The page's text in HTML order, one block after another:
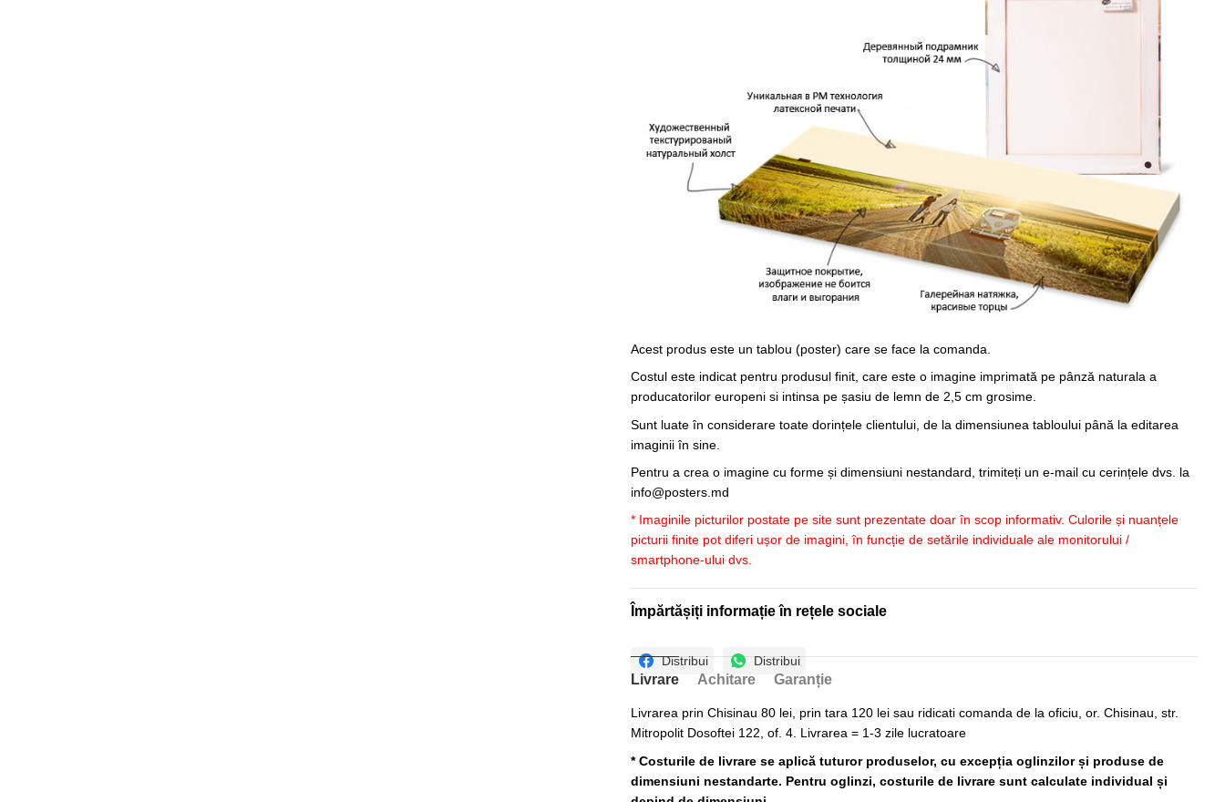
Acest produs este un tablou (poster) care se face la comanda.
Costul este indicat pentru produsul finit, care este o imagine imprimată pe pânză naturala a
producatorilor europeni si intinsa pe șasiu de lemn de 2,5 cm grosime.
Sunt luate în considerare toate dorințele clientului, de la dimensiunea tabloului până la editarea
imaginii în sine.
Pentru a crea o imagine cu forme și dimensiuni nestandard, trimiteți un e-mail cu cerințele dvs. la
info@posters.md
* Imaginile picturilor postate pe site sunt prezentate doar în scop informativ. Culorile și nuanțele
picturii finite pot diferi ușor de imagini, în funcție de setările individuale ale monitorului /
smartphone-ului dvs.
Împărtășiți informație în rețele sociale
Distribui Distribui
Livrare Achitare Garanție
Livrarea prin Chisinau 80 lei, prin tara 120 lei sau ridicati comanda de la oficiu, or. Chisinau, str.
Mitropolit Dosoftei 122, of. 4. Livrarea = 1-3 zile lucratoare
* Costurile de livrare se aplică tuturor produselor, cu excepția oglinzilor și produse de
dimensiuni nestandarte. Pentru oglinzi, costurile de livrare sunt calculate individual și